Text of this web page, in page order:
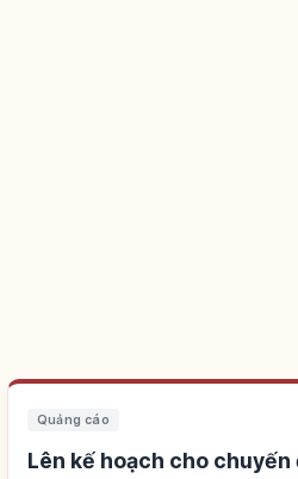
Quảng cáo
Lên kế hoạch cho chuyến